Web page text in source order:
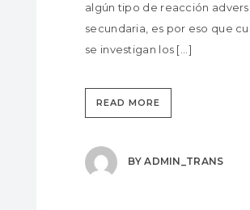
algún tipo de reacción
secundaria, es por eso que
se investigan los [...]
READ MORE
BYADMIN_TRANS